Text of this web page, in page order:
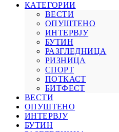
КАТЕГОРИИ
ВЕСТИ
ОПУШТЕНО
ИНТЕРВЈУ
БУТИН
РАЗГЛЕДНИЦА
РИЗНИЦА
СПОРТ
ПОТКАСТ
БИТФЕСТ
ВЕСТИ
ОПУШТЕНО
ИНТЕРВЈУ
БУТИН